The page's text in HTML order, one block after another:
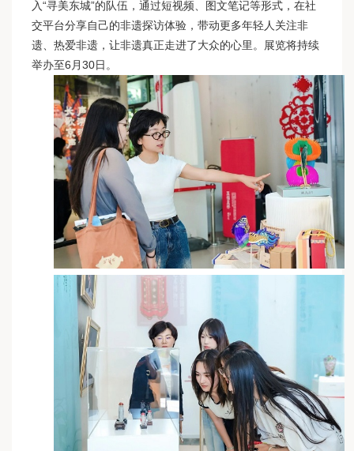
入“寻美东城”的队伍，通过短视频、图文笔记等形式，在社
交平台分享自己的非遗探访体验，带动更多年轻人关注非
遗、热爱非遗，让非遗真正走进了大众的心里。展览将持续
举办至6月30日。